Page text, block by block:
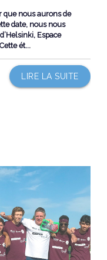
que nous aurons de
date, nous nous
Espace
ét...
LIRE LA SUITE